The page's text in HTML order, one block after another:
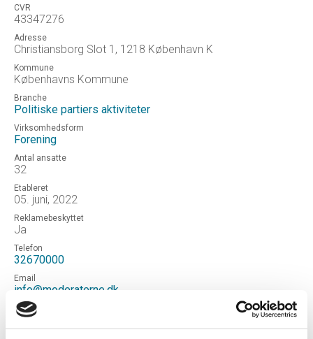
CVR
43347276
Adresse
Christiansborg Slot 1, 1218 København K
Kommune
Københavns Kommune
Branche
Politiske partiers aktiviteter
Virksomhedsform
Forening
Antal ansatte
32
Etableret
05. juni, 2022
Reklamebeskyttet
Ja
Telefon
32670000
Email
info@moderaterne.dk
Hjemmeside
http://www.moderaterne.dk